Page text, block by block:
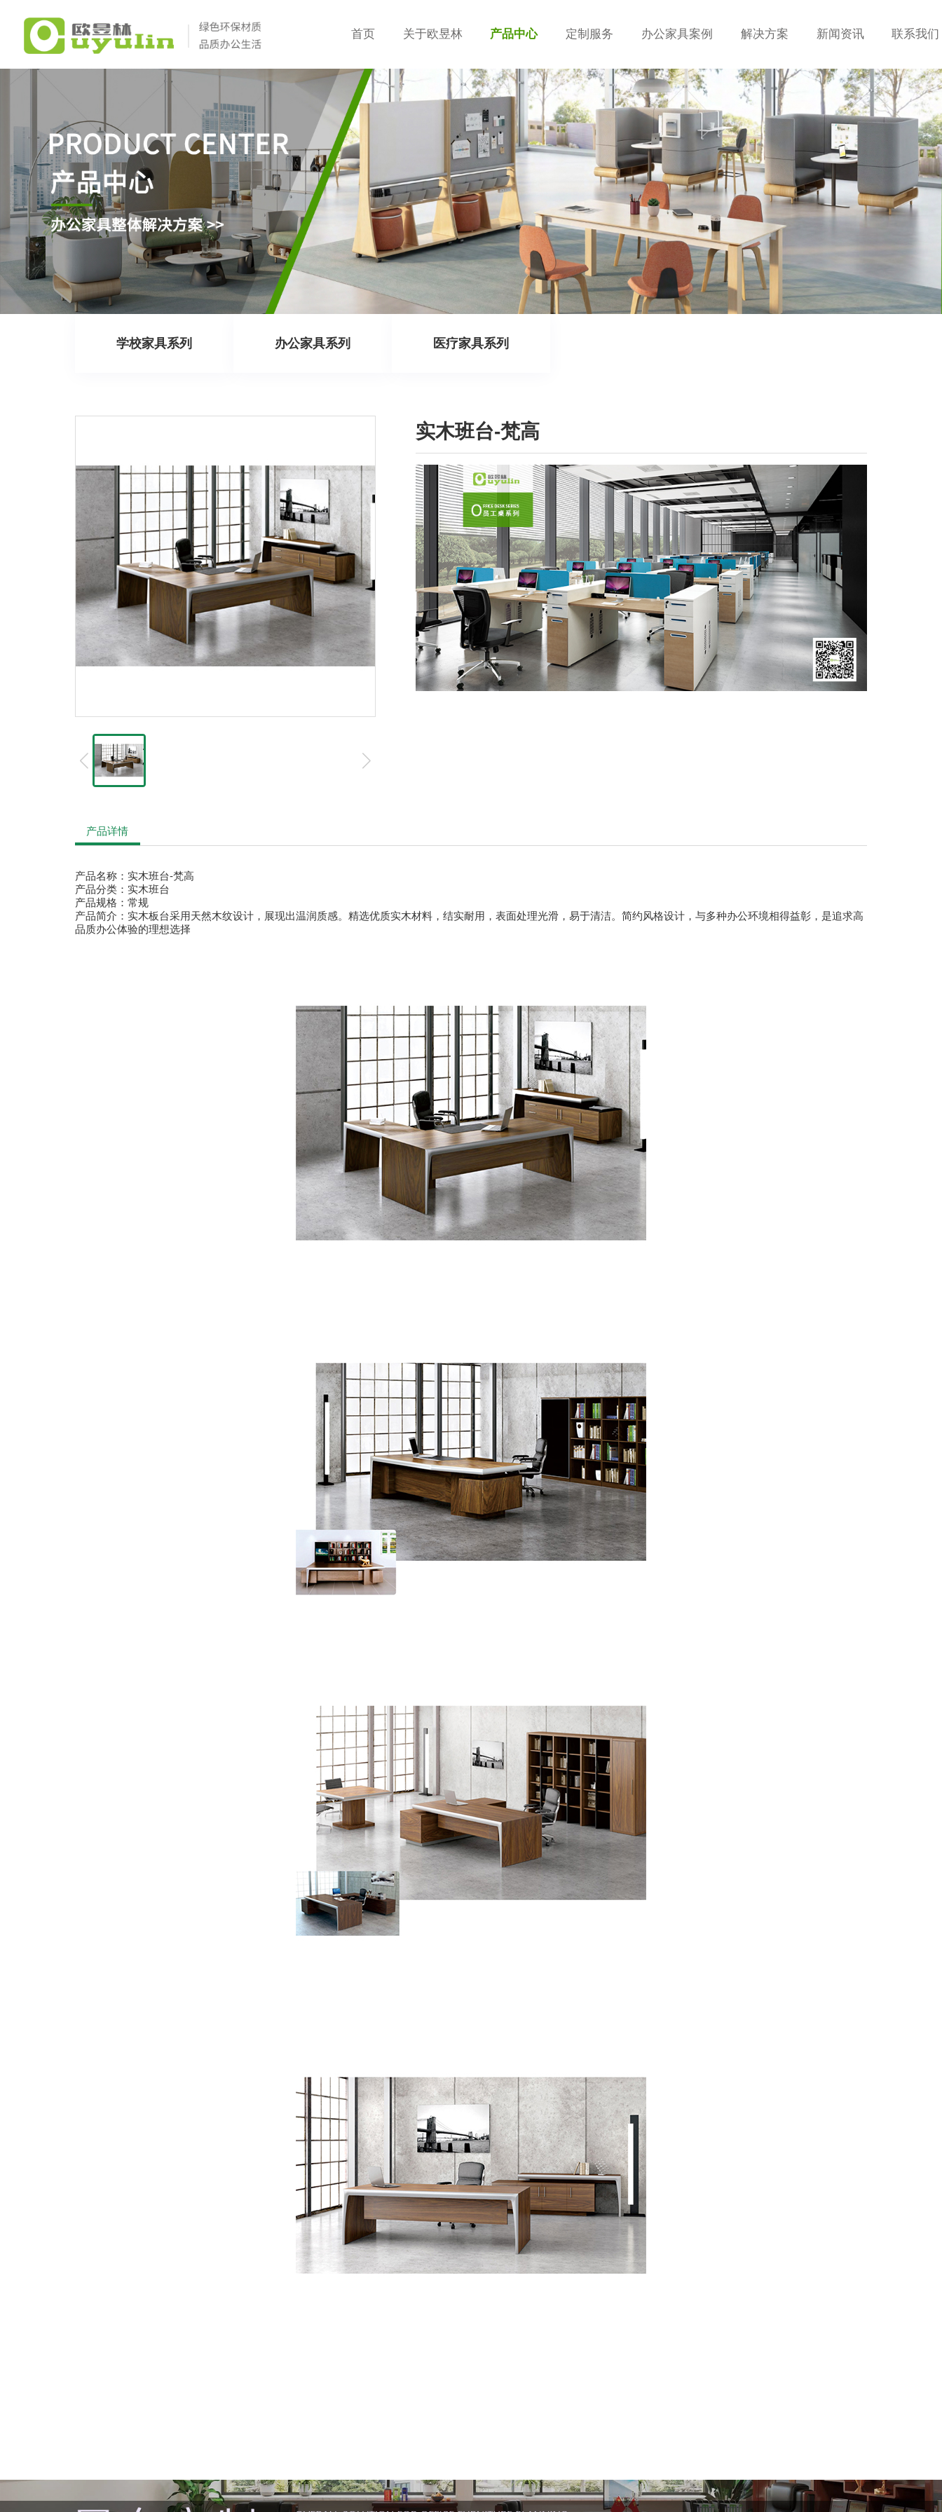
首页 关于欧昱林 产品中心 定制服务 办公家具案例 解决方案 新闻资讯 联系我们
学校家具系列 办公家具系列 医疗家具系列
实木班台-梵高
产品详情
产品名称： 实木班台-梵高
产品分类：实木班台
产品规格：常规
产品简介：实木板台采用天然木纹设计，展现出温润质感。精选优质实木材料，结实耐用，表面处理光滑，易于清洁。简约风格设计，与多种办公环境相得益彰，是追求高
品质办公体验的理想选择